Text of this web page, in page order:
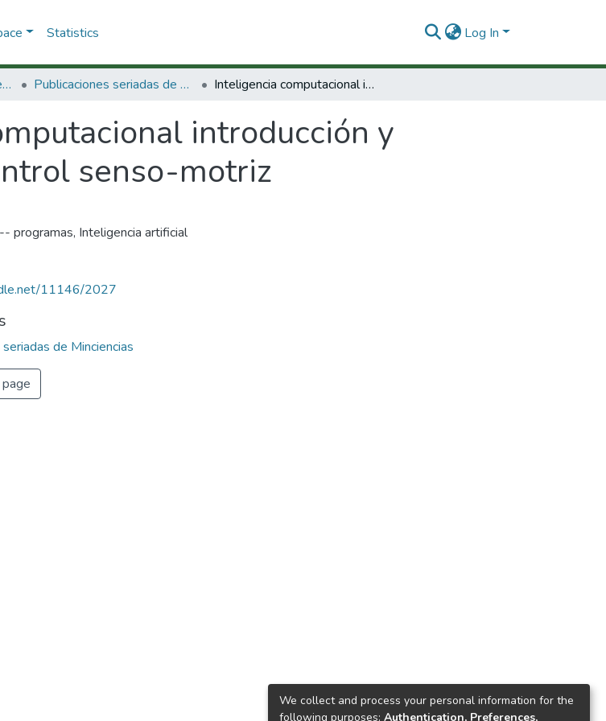
Statistics Log In
3.2.2. Publicaciones Minciencias Publicaciones seriadas de Minciencias Inteligencia computacional introducción y aplicaciones en visión y control senso-motriz
introducción y
senso-motriz
programas, Inteligencia artificial
11146/2027
de Minciencias
We collect and process your personal information for the
following purposes: Authentication, Preferences,